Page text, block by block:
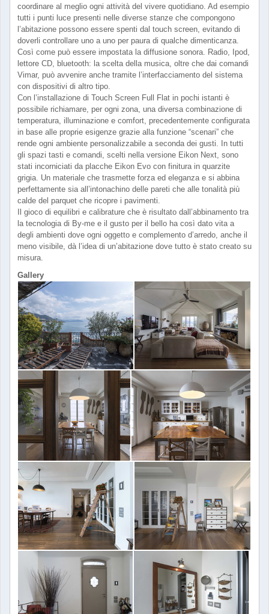
coordinare al meglio ogni attività del vivere quotidiano. Ad esempio
tutti i punti luce presenti nelle diverse stanze che compongono
l’abitazione possono essere spenti dal touch screen, evitando di
doverli controllare uno a uno per paura di qualche dimenticanza.
Così come può essere impostata la diffusione sonora. Radio, Ipod,
lettore CD, bluetooth: la scelta della musica, oltre che dai comandi
Vimar, può avvenire anche tramite l’interfacciamento del sistema
con dispositivi di altro tipo.
Con l’installazione di Touch Screen Full Flat in pochi istanti è
possibile richiamare, per ogni zona, una diversa combinazione di
temperatura, illuminazione e comfort, precedentemente configurata
in base alle proprie esigenze grazie alla funzione “scenari” che
rende ogni ambiente personalizzabile a seconda dei gusti. In tutti
gli spazi tasti e comandi, scelti nella versione Eikon Next, sono
stati incorniciati da placche Eikon Evo con finitura in quarzite
grigia. Un materiale che trasmette forza ed eleganza e si abbina
perfettamente sia all’intonachino delle pareti che alle tonalità più
calde del parquet che ricopre i pavimenti.
Il gioco di equilibri e calibrature che è risultato dall’abbinamento tra
la tecnologia di By-me e il gusto per il bello ha così dato vita a
degli ambienti dove ogni oggetto e complemento d’arredo, anche il
meno visibile, dà l’idea di un’abitazione dove tutto è stato creato su
misura.
Gallery